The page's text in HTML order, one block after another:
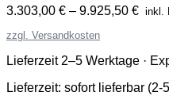
3.303,00 € – 9.925,50 € inkl.
zzgl. Versandkosten
Lieferzeit 2–5 Werktage ·
Lieferzeit: sofort lieferbar (2-